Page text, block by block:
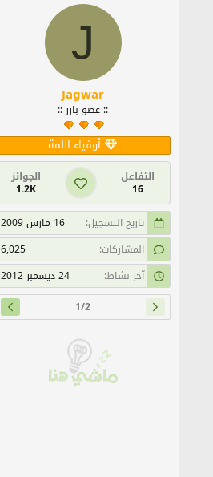
J
Jagwar
:: عضو بارز ::
أوفياء اللمة
التفاعل
16
الجوائز
1.2K
تاريخ التسجيل
16 مارس 2009
المشاركات
6,025
آخر نشاط
24 ديسمبر 2012
1/2